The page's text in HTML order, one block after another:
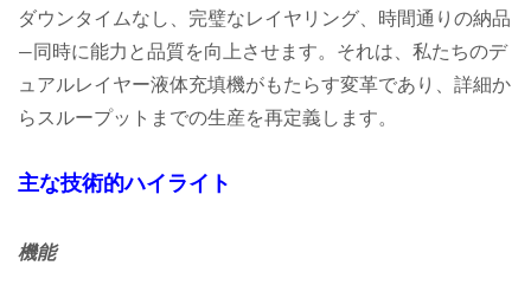
ダウンタイムなし、完璧なレイヤリング、時間通りの納品
—同時に能力と品質を向上させます。それは、私たちのデ
ュアルレイヤー液体充填機がもたらす変革であり、詳細か
らスループットまでの生産を再定義します。
主な技術的ハイライト
機能